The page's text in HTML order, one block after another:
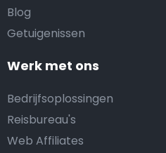
Blog
Getuigenissen
Werk met ons
Bedrijfsoplossingen
Reisbureau's
Web Affiliates